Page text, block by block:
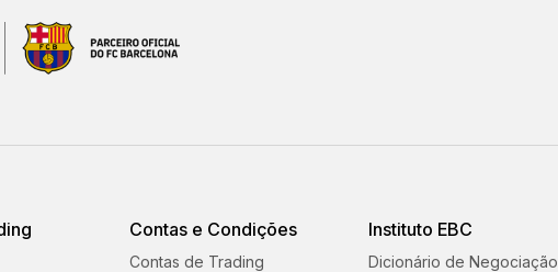
Contas e Condições
Contas de Trading
Instituto EBC
Dicionário de Negociação